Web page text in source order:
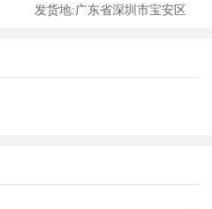
发货地:广东省深圳市宝安区